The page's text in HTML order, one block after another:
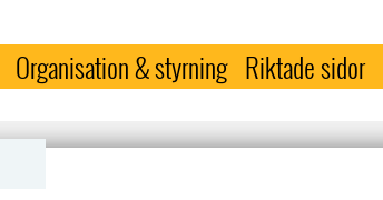
Organisation & styrning Riktade sidor